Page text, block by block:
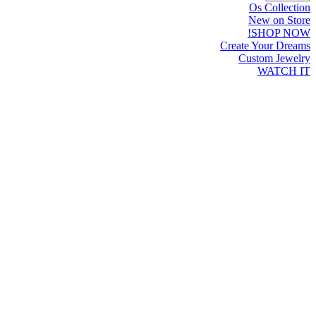
Os Collection
New on Store
SHOP NOW!
Create Your Dreams
Custom Jewelry
WATCH IT